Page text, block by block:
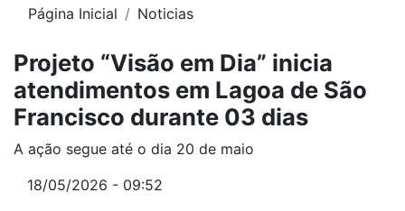
Página Inicial Noticias
Projeto “Visão em Dia” inicia
atendimentos em Lagoa de São
Francisco durante 03 dias
A ação segue até o dia 20 de maio
18/05/2026 - 09:52